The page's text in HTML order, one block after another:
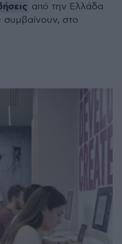
από την Ελλάδα
συμβαίνουν, στο